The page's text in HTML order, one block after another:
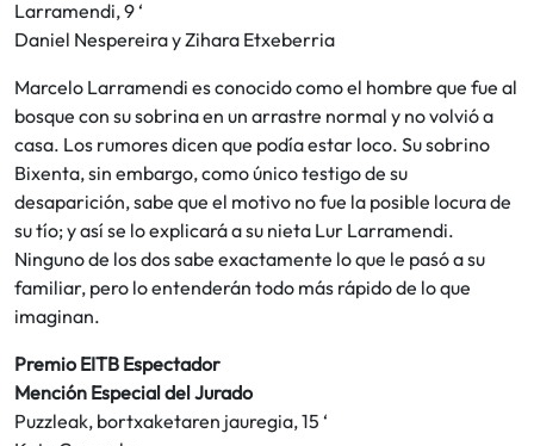
Larramendi, 9 ‘
Daniel Nespereira y Zihara Etxeberria
Marcelo Larramendi es conocido como el hombre que fue al
bosque con su sobrina en un arrastre normal y no volvió a
casa. Los rumores dicen que podía estar loco. Su sobrino
Bixenta, sin embargo, como único testigo de su
desaparición, sabe que el motivo no fue la posible locura de
su tío; y así se lo explicará a su nieta Lur Larramendi.
Ninguno de los dos sabe exactamente lo que le pasó a su
familiar, pero lo entenderán todo más rápido de lo que
imaginan.
Premio EITB Espectador
Mención Especial del Jurado
Puzzleak, bortxaketaren jauregia, 15 ‘